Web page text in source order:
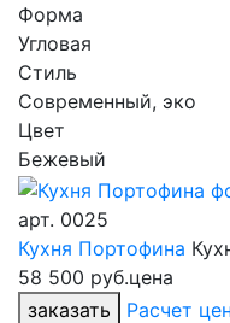
Форма
Угловая
Стиль
Современный, эко
Цвет
Бежевый
арт. 0025
Кухня Портофина
58 500 руб.цена
заказать
Расчет